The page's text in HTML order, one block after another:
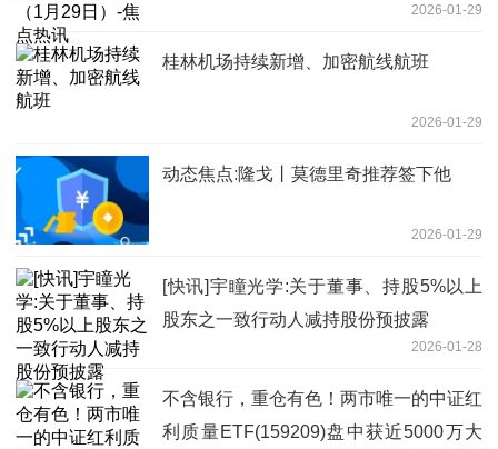
2026-01-29
桂林机场持续新增、加密航线航班
2026-01-29
动态焦点:隆戈丨莫德里奇推荐签下他
2026-01-29
[快讯]宇瞳光学:关于董事、持股5%以上
股东之一致行动人减持股份预披露
2026-01-28
不含银行，重仓有色！两市唯一的中证红
利质量ETF(159209)盘中获近5000万大